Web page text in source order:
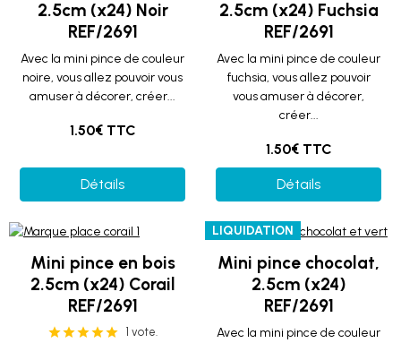
2.5cm (x24) Noir
REF/2691
Avec la mini pince de couleur
noire, vous allez pouvoir vous
amuser à décorer, créer...
1.50€ TTC
Détails
2.5cm (x24) Fuchsia
REF/2691
Avec la mini pince de couleur
fuchsia, vous allez pouvoir
vous amuser à décorer,
créer...
1.50€ TTC
Détails
Mini pince en bois
2.5cm (x24) Corail
REF/2691
1 vote.
LIQUIDATION
Mini pince chocolat,
2.5cm (x24)
REF/2691
Avec la mini pince de couleur